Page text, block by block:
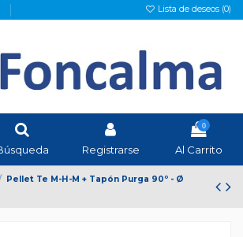
Lista de deseos (0)
Registrarse
0
Al Carrito
Pellet Te M-H-M + Tapón Purga 90º - Ø